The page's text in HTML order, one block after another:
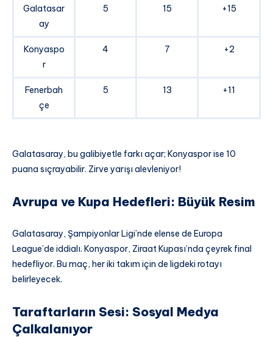
Galatasar
ay
5 15 +15
Konyaspo
r
4 7 +2
Fenerbah
çe
5 13 +11
Galatasaray, bu galibiyetle farkı açar; Konyaspor ise 10
puana sıçrayabilir. Zirve yarışı alevleniyor!
Avrupa ve Kupa Hedefleri: Büyük Resim
Galatasaray, Şampiyonlar Ligi’nde elense de Europa
League’de iddialı. Konyaspor, Ziraat Kupası’nda çeyrek final
hedefliyor. Bu maç, her iki takım için de ligdeki rotayı
belirleyecek.
Taraftarların Sesi: Sosyal Medya
Çalkalanıyor